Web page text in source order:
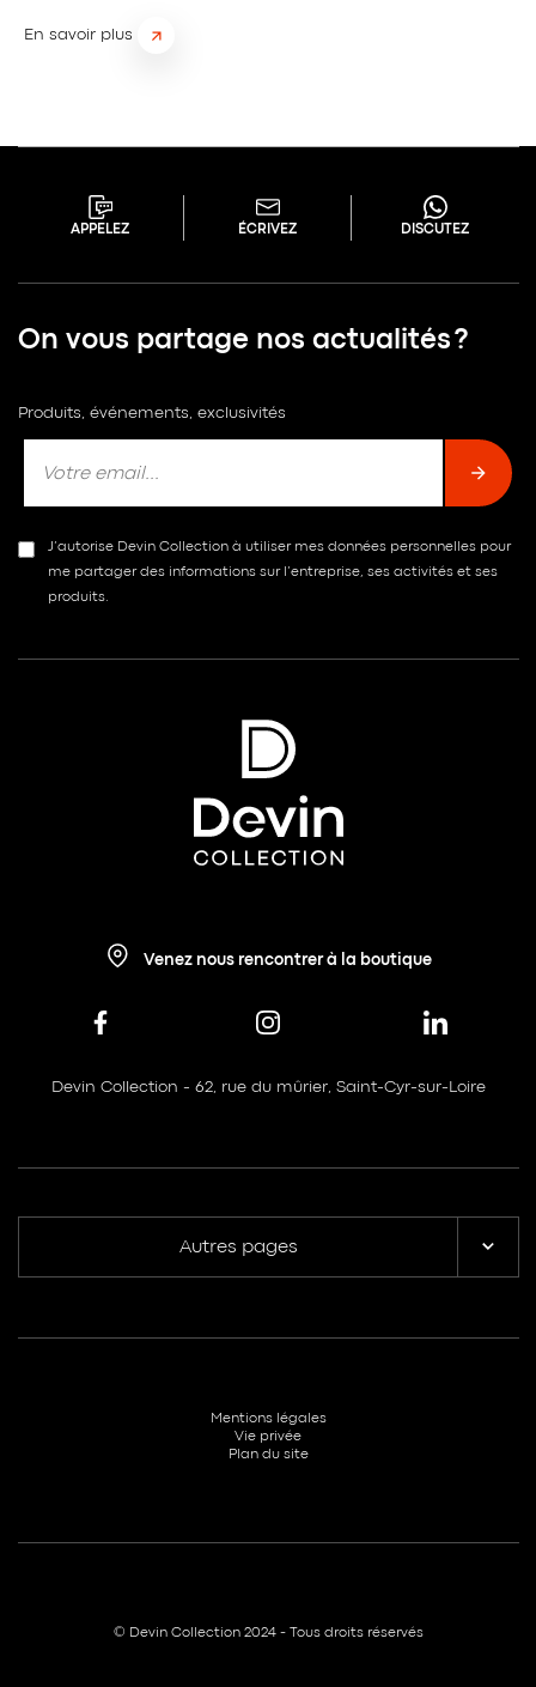
En savoir plus
APPELEZ ÉCRIVEZ DISCUTEZ
On vous partage nos actualités ?
Produits, événements, exclusivités
J’autorise Devin Collection à utiliser mes données personnelles pour
me partager des informations sur l’entreprise, ses activités et ses
produits.
Venez nous rencontrer à la boutique
Devin Collection - 62, rue du mûrier, Saint-Cyr-sur-Loire
Autres pages
© Devin Collection 2024 - Tous droits réservés
Mentions légales
Vie privée
Plan du site